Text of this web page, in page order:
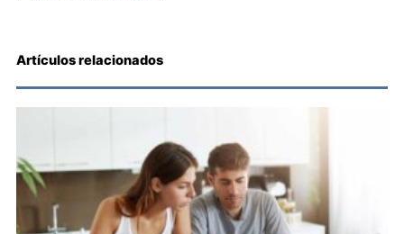
Artículos relacionados